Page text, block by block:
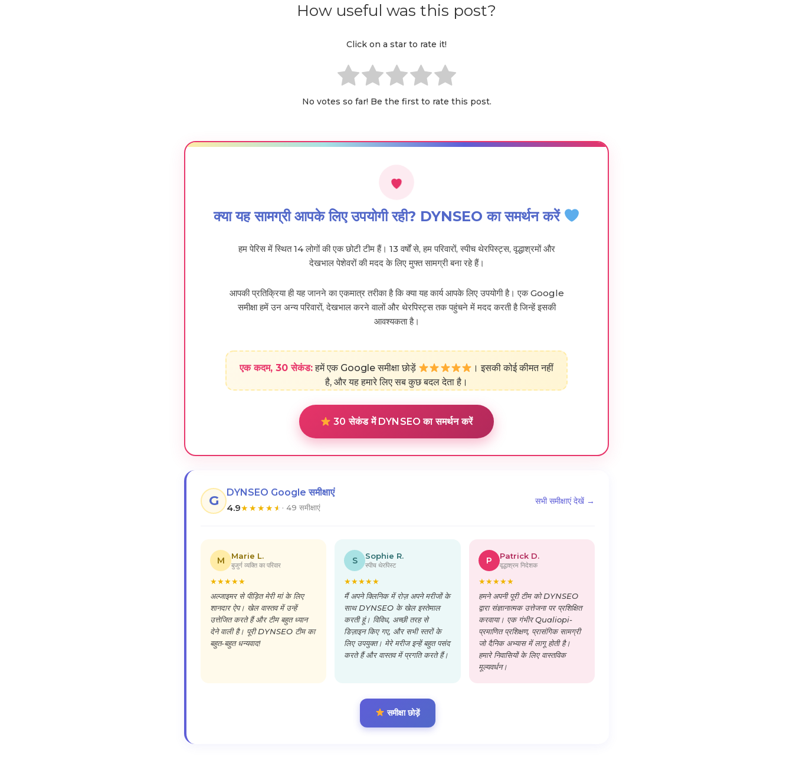
How useful was this post?
Click on a star to rate it!
No votes so far! Be the first to rate this post.
क्या यह सामग्री आपके लिए उपयोगी रही? DYNSEO का समर्थन करें
हम पेरिस में स्थित 14 लोगों की एक छोटी टीम हैं। 13 वर्षों से, हम परिवारों, स्पीच थेरपिस्ट्स, वृद्धाश्रमों और
देखभाल पेशेवरों की मदद के लिए मुफ्त सामग्री बना रहे हैं।
आपकी प्रतिक्रिया ही यह जानने का एकमात्र तरीका है कि क्या यह कार्य आपके लिए उपयोगी है। एक Google
समीक्षा हमें उन अन्य परिवारों, देखभाल करने वालों और थेरपिस्ट्स तक पहुंचने में मदद करती है जिन्हें इसकी
आवश्यकता है।
एक कदम, 30 सेकंड:हमें एक Google समीक्षा छोड़ें
। इसकी कोई कीमत नहीं
है, और यह हमारे लिए सब कुछ बदल देता है।
30 सेकंड में DYNSEO का समर्थन करें
G
DYNSEO Google समीक्षाएं
4.9★★★★★ · 49 समीक्षाएं
सभी समीक्षाएं देखें →
M Marie L.
बुजुर्ग व्यक्ति का परिवार
★★★★★
अल्जाइमर से पीड़ित मेरी मां के लिए
शानदार ऐप। खेल वास्तव में उन्हें
उत्तेजित करते हैं और टीम बहुत ध्यान
देने वाली है। पूरी DYNSEO टीम का
बहुत-बहुत धन्यवाद!
S Sophie R.
स्पीच थेरपिस्ट
★★★★★
मैं अपने क्लिनिक में रोज़ अपने मरीजों के
साथ DYNSEO के खेल इस्तेमाल
करती हूं। विविध, अच्छी तरह से
डिज़ाइन किए गए, और सभी स्तरों के
लिए उपयुक्त। मेरे मरीज इन्हें बहुत पसंद
करते हैं और वास्तव में प्रगति करते हैं।
P Patrick D.
वृद्धाश्रम निदेशक
★★★★★
हमने अपनी पूरी टीम को DYNSEO
द्वारा संज्ञानात्मक उत्तेजना पर प्रशिक्षित
करवाया। एक गंभीर Qualiopi-
प्रमाणित प्रशिक्षण, प्रासंगिक सामग्री
जो दैनिक अभ्यास में लागू होती है।
हमारे निवासियों के लिए वास्तविक
मूल्यवर्धन।
समीक्षा छोड़ें